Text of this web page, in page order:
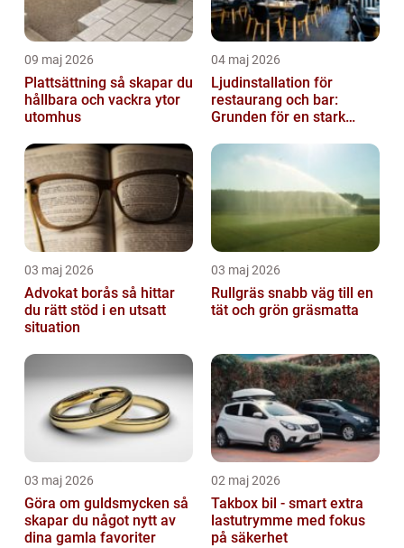
09 maj 2026
Plattsättning så skapar du
hållbara och vackra ytor
utomhus
04 maj 2026
Ljudinstallation för
restaurang och bar:
Grunden för en stark
03 maj 2026
Advokat borås så hittar
du rätt stöd i en utsatt
situation
03 maj 2026
Rullgräs snabb väg till en
tät och grön gräsmatta
03 maj 2026
Göra om guldsmycken så
skapar du något nytt av
dina gamla favoriter
02 maj 2026
Takbox bil - smart extra
lastutrymme med fokus
på säkerhet